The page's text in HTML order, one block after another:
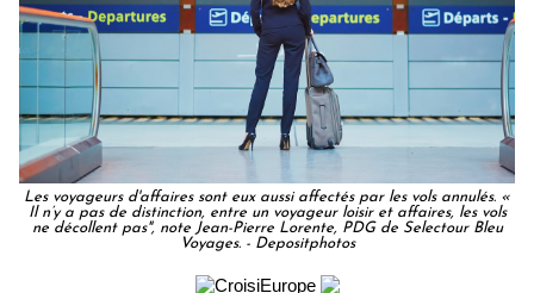
Les voyageurs d'affaires sont eux aussi affectés par les vols annulés. «
Il n’y a pas de distinction, entre un voyageur loisir et affaires, les vols
ne décollent pas", note Jean-Pierre Lorente, PDG de Selectour Bleu
Voyages. - Depositphotos